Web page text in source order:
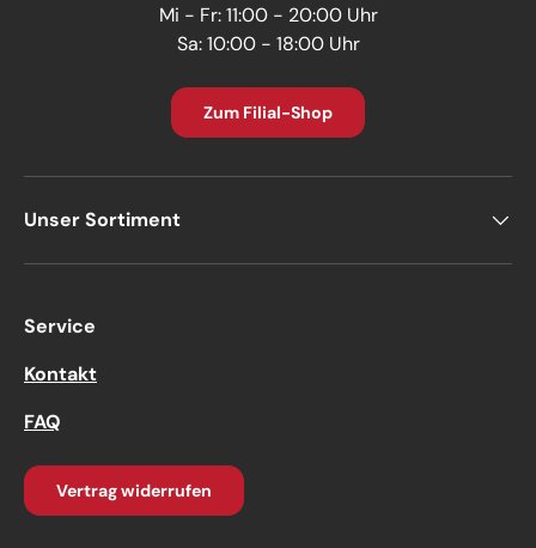
Mi - Fr: 11:00 - 20:00 Uhr
Sa: 10:00 - 18:00 Uhr
Zum Filial-Shop
Unser Sortiment
Service
Kontakt
FAQ
Vertrag widerrufen